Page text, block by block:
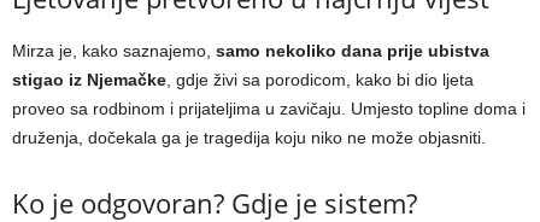
Mirza je, kako saznajemo, samo nekoliko dana prije ubistva
stigao iz Njemačke , gdje živi sa porodicom, kako bi dio ljeta
proveo sa rodbinom i prijateljima u zavičaju. Umjesto topline doma i
druženja, dočekala ga je tragedija koju niko ne može objasniti.
Ko je odgovoran? Gdje je sistem?